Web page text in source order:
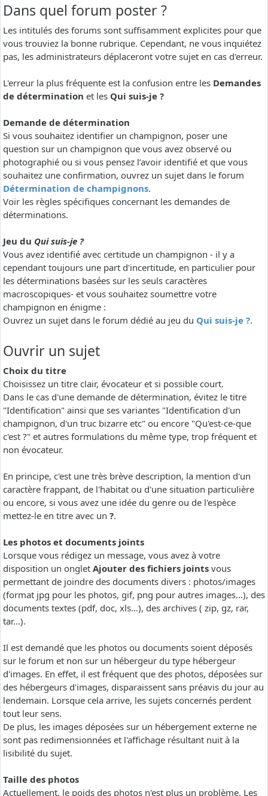
Dans quel forum poster ?
Les intitulés des forums sont suffisamment explicites pour que
vous trouviez la bonne rubrique. Cependant, ne vous inquiétez
pas, les administrateurs déplaceront votre sujet en cas d'erreur.
L'erreur la plus fréquente est la confusion entre les Demandes
de détermination et les Qui suis-je ?
Demande de détermination
Si vous souhaitez identifier un champignon, poser une
question sur un champignon que vous avez observé ou
photographié ou si vous pensez l’avoir identifié et que vous
souhaitez une confirmation, ouvrez un sujet dans le forum
Détermination de champignons.
Voir les règles spécifiques concernant les demandes de
déterminations.
Jeu du Qui suis-je ?
Vous avez identifié avec certitude un champignon - il y a
cependant toujours une part d'incertitude, en particulier pour
les déterminations basées sur les seuls caractères
macroscopiques- et vous souhaitez soumettre votre
champignon en énigme :
Ouvrez un sujet dans le forum dédié au jeu du Qui suis-je ?.
Ouvrir un sujet
Choix du titre
Choisissez un titre clair, évocateur et si possible court.
Dans le cas d'une demande de détermination, évitez le titre
"Identification" ainsi que ses variantes "Identification d'un
champignon, d'un truc bizarre etc" ou encore "Qu'est-ce-que
c'est ?" et autres formulations du même type, trop fréquent et
non évocateur.
En principe, c'est une très brève description, la mention d'un
caractère frappant, de l'habitat ou d'une situation particulière
ou encore, si vous avez une idée du genre ou de l'espèce
mettez-le en titre avec un ?.
Les photos et documents joints
Lorsque vous rédigez un message, vous avez à votre
disposition un onglet Ajouter des fichiers joints vous
permettant de joindre des documents divers : photos/images
(format jpg pour les photos, gif, png pour autres images...), des
documents textes (pdf, doc, xls...), des archives ( zip, gz, rar,
tar...).
Il est demandé que les photos ou documents soient déposés
sur le forum et non sur un hébergeur du type hébergeur
d'images. En effet, il est fréquent que des photos, déposées sur
des hébergeurs d'images, disparaissent sans préavis du jour au
lendemain. Lorsque cela arrive, les sujets concernés perdent
tout leur sens.
De plus, les images déposées sur un hébergement externe ne
sont pas redimensionnées et l'affichage résultant nuit à la
lisibilité du sujet.
Taille des photos
Actuellement, le poids des photos n'est plus un problème. Les